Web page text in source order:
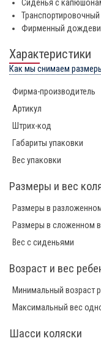
Сиденья с
Фирменный
Характеристики
Как мы снимаем
Фирма-производитель
Артикул
Штрих-код
Габариты упаковки
Вес упаковки
Размеры и вес
Размеры в
Размеры в сложенном
Вес с сиденьями
Возраст и вес
Минимальный возраст
Максимальный вес
Шасси коляски